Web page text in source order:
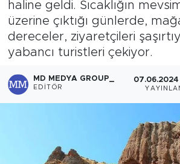
haline geldi. Sıcaklığın
üzerine çıktığı günlerde,
dereceler, ziyaretçileri
yabancı turistleri çekiyor.
MD MEDYA GROUP_
EDITÖR
07.06.2024
MD Prestij Dergisi
Sağlık
Haber Arşivi